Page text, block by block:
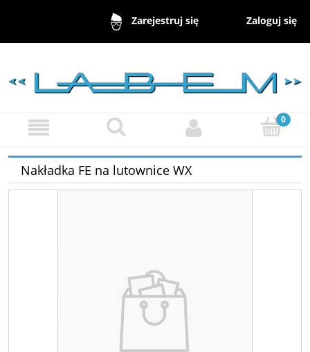
Zarejestruj się Zaloguj się
Nakładka FE na lutownice WX